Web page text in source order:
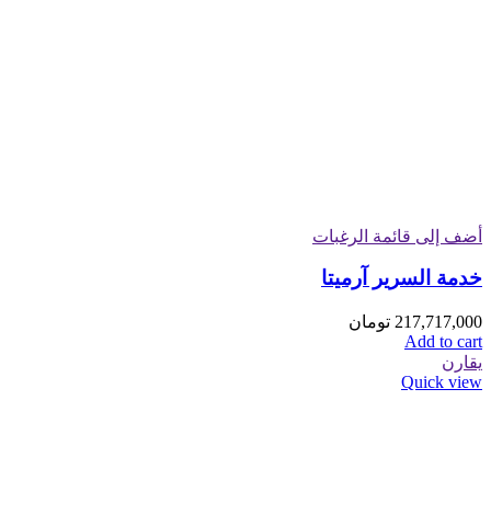
أضف إلى قائمة الرغبات
خدمة السرير آرمیتا
217,717,000 تومان
Add to cart
يقارن
Quick view